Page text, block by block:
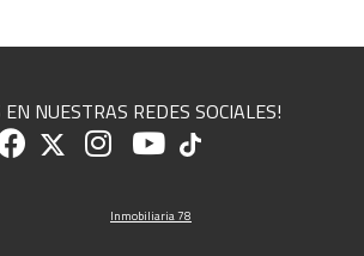
EN NUESTRAS REDES SOCIALES!
Inmobiliaria 78